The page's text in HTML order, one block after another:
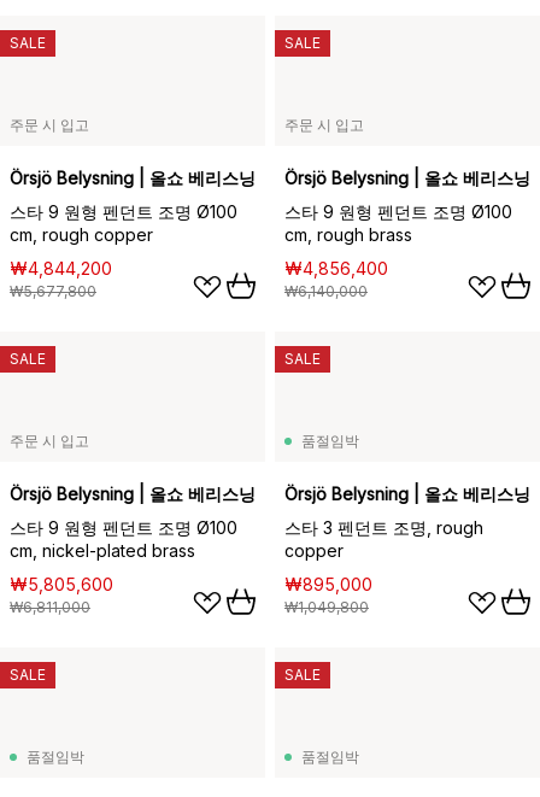
주문 시 입고
Örsjö Belysning | 올쇼 베리스닝
스타 9 원형 펜던트 조명 Ø100
cm, rough copper
₩4,844,200
₩5,677,800
SALE
주문 시 입고
Örsjö Belysning | 올쇼 베리스닝
스타 9 원형 펜던트 조명 Ø100
cm, rough brass
₩4,856,400
₩6,140,000
SALE
주문 시 입고
Örsjö Belysning | 올쇼 베리스닝
스타 9 원형 펜던트 조명 Ø100
cm, nickel-plated brass
₩5,805,600
₩6,811,000
SALE
품절임박
Örsjö Belysning | 올쇼 베리스닝
스타 3 펜던트 조명, rough
copper
₩895,000
₩1,049,800
SALE
품절임박
SALE
품절임박
SALE